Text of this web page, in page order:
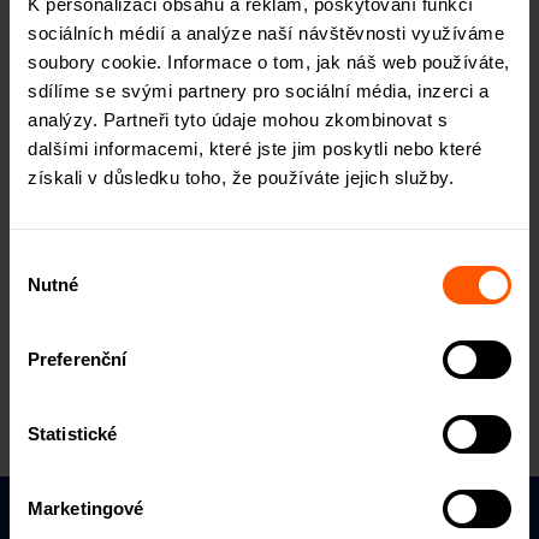
K personalizaci obsahu a reklam, poskytování funkcí
sociálních médií a analýze naší návštěvnosti využíváme
soubory cookie. Informace o tom, jak náš web používáte,
sdílíme se svými partnery pro sociální média, inzerci a
analýzy. Partneři tyto údaje mohou zkombinovat s
dalšími informacemi, které jste jim poskytli nebo které
získali v důsledku toho, že používáte jejich služby.
souhlasu
Nutné
Preferenční
Statistické
Marketingové
Chcete o ROIERu vědět více?
Informace o naší platformě
vám pošleme e-mailem.
Souhlasím se zpracováním osobních údajů